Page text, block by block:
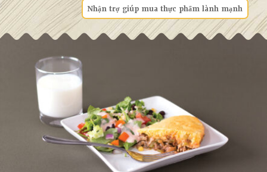
Nhận trợ giúp mua thực phẩm lành mạnh